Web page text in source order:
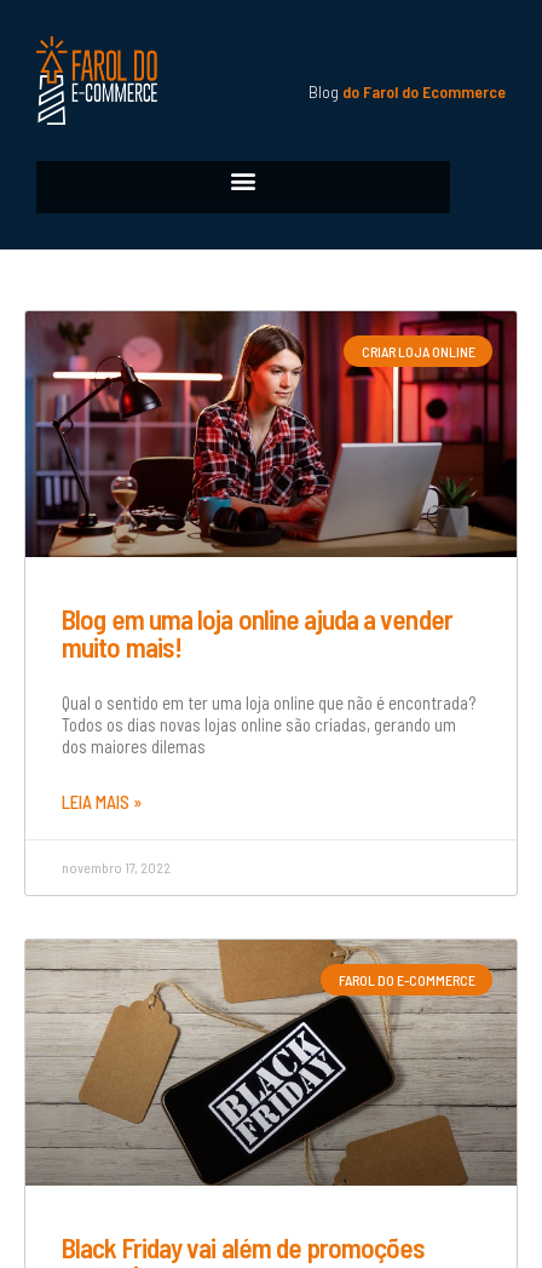
Blog do Farol do Ecommerce
CRIAR LOJA ONLINE
Blog em uma loja online ajuda a vender
muito mais!
Qual o sentido em ter uma loja online que não é encontrada?
Todos os dias novas lojas online são criadas, gerando um
dos maiores dilemas
LEIA MAIS »
novembro 17, 2022
FAROL DO E-COMMERCE
Black Friday vai além de promoções